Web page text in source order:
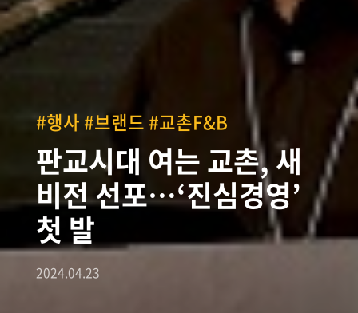
#행사 #브랜드 #교촌F&B
판교시대 여는 교촌, 새
비전 선포…‘진심경영’
첫 발
2024.04.23